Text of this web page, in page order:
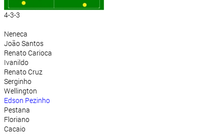
4-3-3
Neneca
João Santos
Renato Carioca
Ivanildo
Renato Cruz
Serginho
Wellington
Edson Pezinho
Pestana
Floriano
Cacaio